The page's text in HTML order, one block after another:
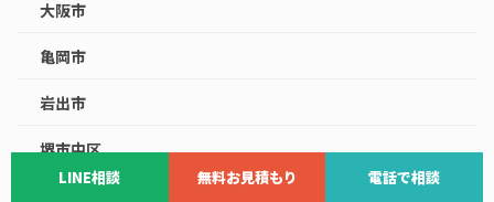
大阪市
亀岡市
岩出市
堺市中区
LINE相談 無料お見積もり 電話で相談